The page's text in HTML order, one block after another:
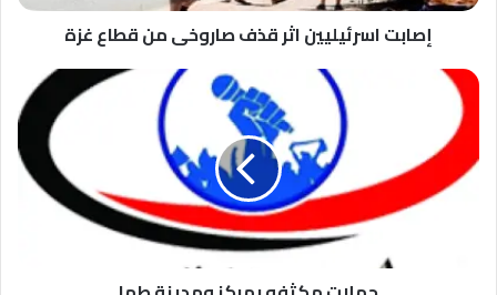
إصابت اسرئيليين اثر قذف صاروخى من قطاع غزة
حملات
مكثفه
بمركز
ومدينة
طما